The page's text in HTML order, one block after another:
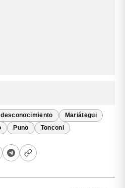
desconocimiento Mariátegui
Puno Tonconi